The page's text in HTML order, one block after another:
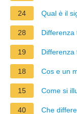
24 Qual è il
28 Differenza
19 Differenza
18 Cos e un
15 Come si
40 Che